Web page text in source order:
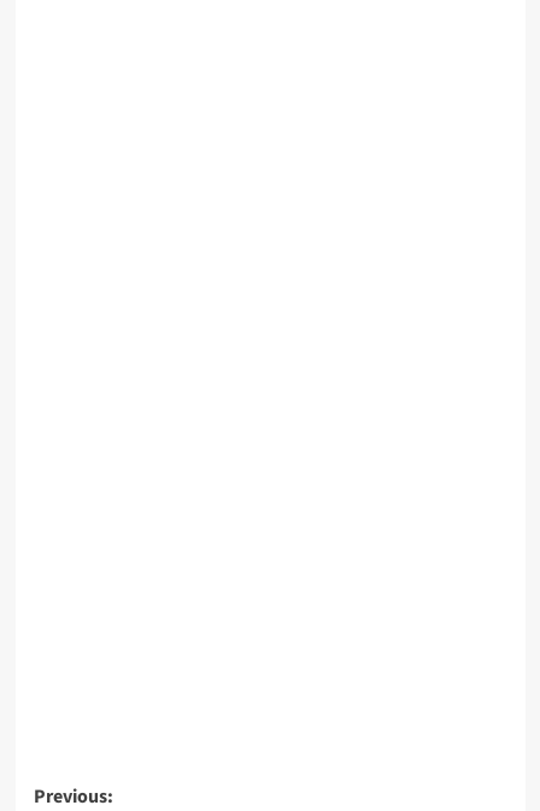
Previous: